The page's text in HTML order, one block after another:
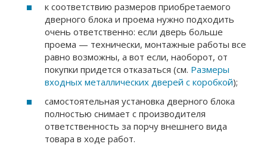
к соответствию размеров приобретаемого
дверного блока и проема нужно подходить
очень ответственно: если дверь больше
проема — технически, монтажные работы все
равно возможны, а вот если, наоборот, от
покупки придется отказаться (см. Размеры
входных металлических дверей с коробкой);
самостоятельная установка дверного блока
полностью снимает с производителя
ответственность за порчу внешнего вида
товара в ходе работ.